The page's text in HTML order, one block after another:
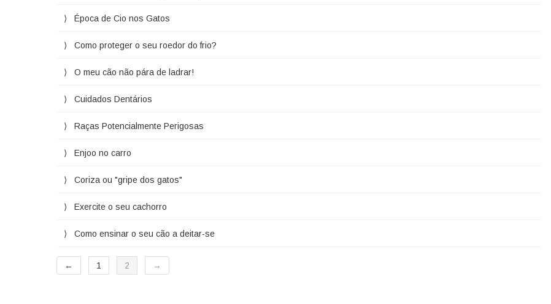
Época de Cio nos Gatos
Como proteger o seu roedor do frio?
O meu cão não pára de ladrar!
Cuidados Dentários
Raças Potencialmente Perigosas
Enjoo no carro
Coriza ou "gripe dos gatos"
Exercite o seu cachorro
Como ensinar o seu cão a deitar-se
← 1 2 →